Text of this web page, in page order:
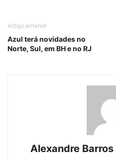
Artigo anterior
Azul terá novidades no
Norte, Sul, em BH e no RJ
Alexandre